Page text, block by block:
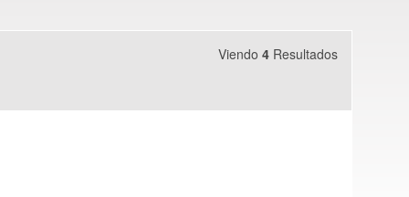
Viendo 4 Resultados